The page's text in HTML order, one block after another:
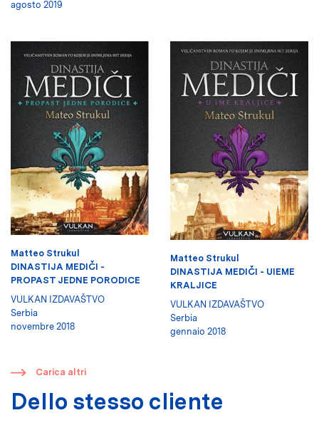
agosto 2019
Matteo Strukul
DINASTIJA MEDIČI -
PROPAST JEDNE PORODICE
VULKAN IZDAVAŠTVO
Serbia
novembre 2018
Matteo Strukul
DINASTIJA MEDIČI - UIEME
KRALJICE
VULKAN IZDAVAŠTVO
Serbia
gennaio 2018
​ Carica altri
Dello stesso cliente